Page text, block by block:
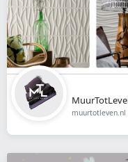
muurtotleven.nl